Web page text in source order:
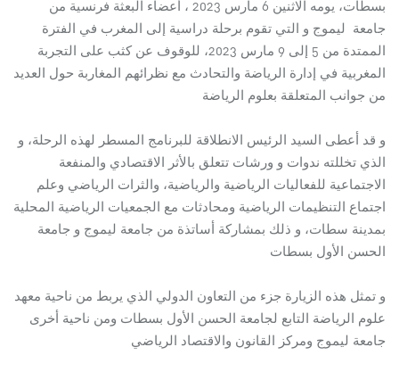
بسطات، يومه الاثنين 6 مارس 2023 ، أعضاء البعثة فرنسية من
جامعة ليموج و التي تقوم برحلة دراسية إلى المغرب في الفترة
الممتدة من 5 إلى 9 مارس 2023، للوقوف عن كثب على التجربة
المغربية في إدارة الرياضة والتحادث مع نظرائهم المغاربة حول العديد
من جوانب المتعلقة بعلوم الرياضة
الذي تخللته ندوات و ورشات تتعلق بالأثر الاقتصادي والمنفعة
الاجتماعية للفعاليات الرياضية والرياضية، والثرات الرياضي وعلم
اجتماع التنظيمات الرياضية ومحادثات مع الجمعيات الرياضية المحلية
بمدينة سطات، و ذلك بمشاركة أساتذة من جامعة ليموج و جامعة
الحسن الأول بسطات
و تمثل هذه الزيارة جزء من التعاون الدولي الذي يربط من ناحية معهد
علوم الرياضة التابع لجامعة الحسن الأول بسطات ومن ناحية أخرى
جامعة ليموج ومركز القانون والاقتصاد الرياضي